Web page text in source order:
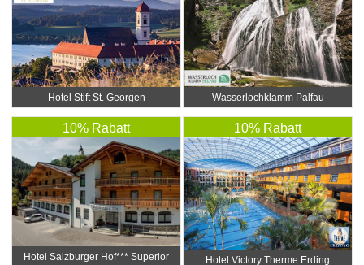
Hotel Stift St. Georgen Wasserlochklamm Palfau
10% Rabatt
Hotel Salzburger Hof*** Superior
10% Rabatt
Hotel Victory Therme Erding